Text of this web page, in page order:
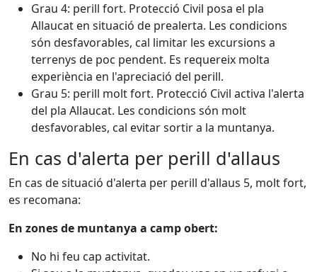
Grau 4: perill fort. Protecció Civil posa el pla
Allaucat en situació de prealerta. Les condicions
són desfavorables, cal limitar les excursions a
terrenys de poc pendent. Es requereix molta
experiència en l'apreciació del perill.
Grau 5: perill molt fort. Protecció Civil activa l'alerta
del pla Allaucat. Les condicions són molt
desfavorables, cal evitar sortir a la muntanya.
En cas d'alerta per perill d'allaus
En cas de situació d'alerta per perill d'allaus 5, molt fort,
es recomana:
En zones de muntanya a camp obert:
No hi feu cap activitat.